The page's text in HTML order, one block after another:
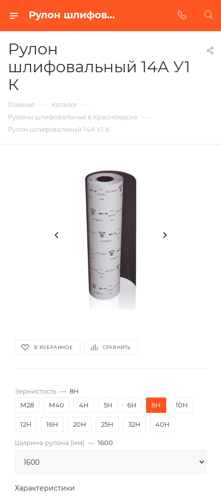
Рулон шлифовальный 14А У1 К в Красноярске | Купить по недорогой цене от Абразивного Завода
Рулон
шлифовальный 14А У1
К
Главная — Каталог —
Рулоны шлифовальные в Красноярске —
Рулон шлифовальный 14А У1 К
В ИЗБРАННОЕ СРАВНИТЬ
Зернистость — 8Н
М28
М40 4Н 5Н 6Н 8Н 10Н
12Н 16Н 20Н 25Н 32Н 40Н
Ширина рулона (мм) — 1600
Характеристики